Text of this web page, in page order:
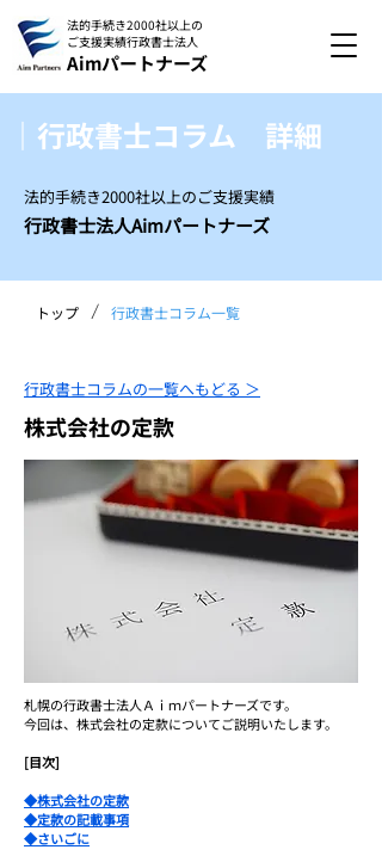
法的手続き2000社以上の
ご支援実績行政書士法人
Aimパートナーズ
｜行政書士コラム 詳細
法的手続き2000社以上のご支援実績
行政書士法人Aimパートナーズ
トップ / 行政書士コラム一覧
行政書士コラムの一覧へもどる ＞
株式会社の定款
札幌の行政書士法人Ａｉｍパートナーズです。
今回は、株式会社の定款についてご説明いたします。
[目次]
◆株式会社の定款
◆定款の記載事項
◆さいごに